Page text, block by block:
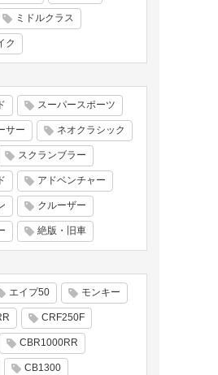
ミドルクラス
ク
スーパースポーツ
サー ネオクラシック
スクランブラー
アドベンチャー
クルーザー
絶版・旧車
エイプ50 モンキー
CRF250F
CBR1000RR
CB1300